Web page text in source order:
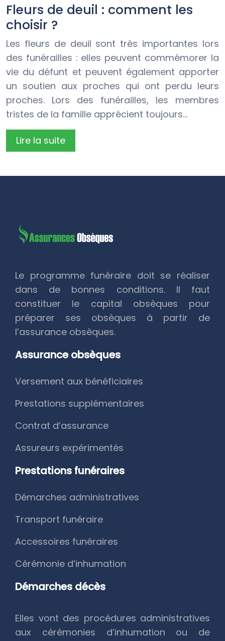
Fleurs de deuil : comment les
choisir ?
Les fleurs de deuil sont très importantes lors
des funérailles : elles peuvent commémorer la
vie du défunt et peuvent également apporter
un soutien aux proches qui ont perdu leurs
proches. Lors des funérailles, les membres
tristes de la famille apprécient toujours…
Lire la suite
Le programme funéraire doit se réaliser
dans de bonnes conditions. Il faut
constituer le capital obsèques pour
préparer ses obsèques à partir de
l’assurance obsèques.
Assurance obsèques
Versement aux bénéficiaires
Prestations supplémentaires
Contrat d’assurance
Assureurs expérimentés
Prestations funéraires
Démarches administratives
Transport funéraire
Accessoires funéraires
Cérémonie d’inhumation
Démarches décès
Elles vont des procédures administratives
aux cérémonies d’inhumation ou de